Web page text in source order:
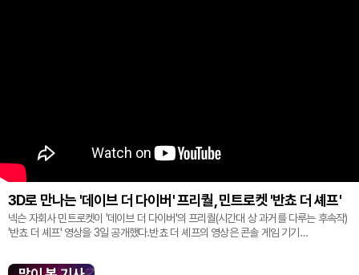
3D로 만나는 '데이브 더 다이버' 프리퀄, 민트로켓 '반쵸 더 셰프'
넥슨 자회사 민트로켓이 '데이브 더 다이버'의 프리퀄(시간대 상 과거를 다루는 후속작)
'반쵸 더 셰프' 영상을 3일 공개했다.반쵸 더 셰프의 영상은 콘솔 게임 기기